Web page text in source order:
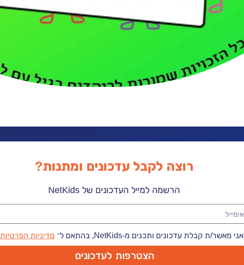
רוצה לקבל עדכונים ומתנות?
הרשמה למייל העדכונים של NetKids
אני מאשר/ת קבלת עדכונים ותכנים מ-NetKids, בהתאם ל־ מדיניות הפרטיות
הצטרפות לעדכונים